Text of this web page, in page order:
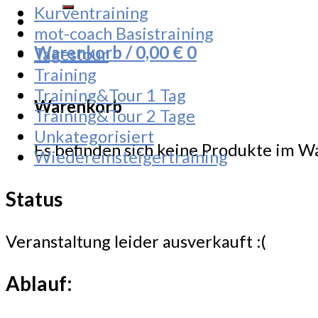
Warenkorb /0,00 € 0
Warenkorb
Es befinden sich keine Produkte im
Kurventraining
mot-coach Basistraining
Tagestour
Training
Training&Tour 1 Tag
Training&Tour 2 Tage
Unkategorisiert
Wiedereinsteigertraining
Status
Veranstaltung leider ausverkauft :(
Ablauf: